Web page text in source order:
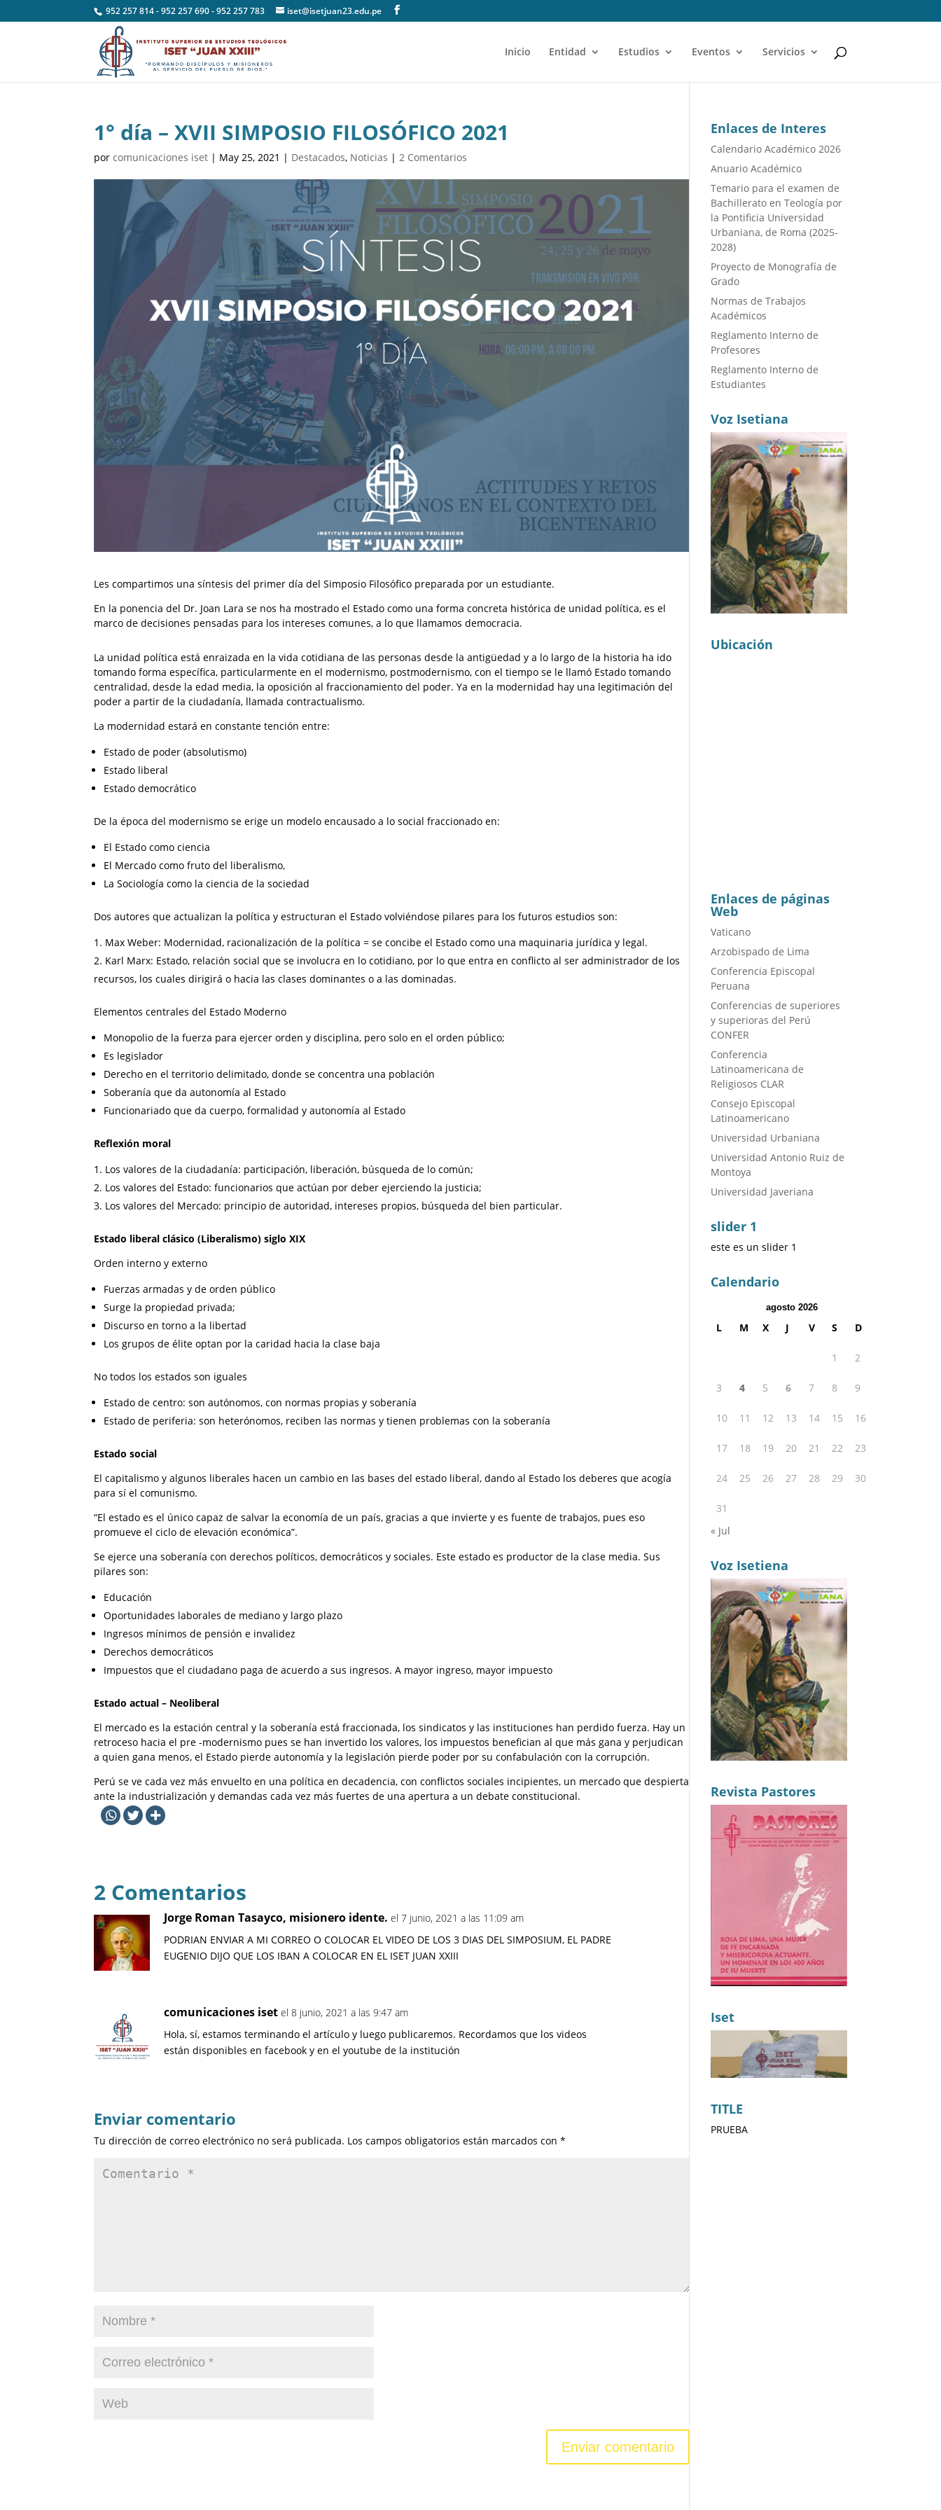
952 257 814 - 952 257 690 - 952 257 783 iset@isetjuan23.edu.pe
Inicio Entidad Estudios Eventos Servicios
1° día – XVII SIMPOSIO FILOSÓFICO 2021
porcomunicaciones iset | May 25, 2021 | Destacados, Noticias |2 Comentarios
Les compartimos una síntesis del primer día del Simposio Filosófico preparada por un estudiante.
En la ponencia del Dr. Joan Lara se nos ha mostrado el Estado como una forma concreta histórica de unidad política, es el
marco de decisiones pensadas para los intereses comunes, a lo que llamamos democracia.
La unidad política está enraizada en la vida cotidiana de las personas desde la antigüedad y a lo largo de la historia ha ido
tomando forma específica, particularmente en el modernismo, postmodernismo, con el tiempo se le llamó Estado tomando
centralidad, desde la edad media, la oposición al fraccionamiento del poder. Ya en la modernidad hay una legitimación del
poder a partir de la ciudadanía, llamada contractualismo.
La modernidad estará en constante tención entre:
Estado de poder (absolutismo)
Estado liberal
Estado democrático
De la época del modernismo se erige un modelo encausado a lo social fraccionado en:
El Estado como ciencia
El Mercado como fruto del liberalismo,
La Sociología como la ciencia de la sociedad
Dos autores que actualizan la política y estructuran el Estado volviéndose pilares para los futuros estudios son:
Max Weber: Modernidad, racionalización de la política = se concibe el Estado como una maquinaria jurídica y legal.
Karl Marx: Estado, relación social que se involucra en lo cotidiano, por lo que entra en conflicto al ser administrador de los
recursos, los cuales dirigirá o hacia las clases dominantes o a las dominadas.
Elementos centrales del Estado Moderno
Monopolio de la fuerza para ejercer orden y disciplina, pero solo en el orden público;
Es legislador
Derecho en el territorio delimitado, donde se concentra una población
Soberanía que da autonomía al Estado
Funcionariado que da cuerpo, formalidad y autonomía al Estado
Reflexión moral
Los valores de la ciudadanía: participación, liberación, búsqueda de lo común;
Los valores del Estado: funcionarios que actúan por deber ejerciendo la justicia;
Los valores del Mercado: principio de autoridad, intereses propios, búsqueda del bien particular.
Estado liberal clásico (Liberalismo) siglo XIX
Orden interno y externo
Fuerzas armadas y de orden público
Surge la propiedad privada;
Discurso en torno a la libertad
Los grupos de élite optan por la caridad hacia la clase baja
No todos los estados son iguales
Estado de centro: son autónomos, con normas propias y soberanía
Estado de periferia: son heterónomos, reciben las normas y tienen problemas con la soberanía
Estado social
El capitalismo y algunos liberales hacen un cambio en las bases del estado liberal, dando al Estado los deberes que acogía
para sí el comunismo.
“El estado es el único capaz de salvar la economía de un país, gracias a que invierte y es fuente de trabajos, pues eso
promueve el ciclo de elevación económica”.
Se ejerce una soberanía con derechos políticos, democráticos y sociales. Este estado es productor de la clase media. Sus
pilares son:
Educación
Oportunidades laborales de mediano y largo plazo
Ingresos mínimos de pensión e invalidez
Derechos democráticos
Impuestos que el ciudadano paga de acuerdo a sus ingresos. A mayor ingreso, mayor impuesto
Estado actual – Neoliberal
El mercado es la estación central y la soberanía está fraccionada, los sindicatos y las instituciones han perdido fuerza. Hay un
retroceso hacia el pre -modernismo pues se han invertido los valores, los impuestos benefician al que más gana y perjudican
a quien gana menos, el Estado pierde autonomía y la legislación pierde poder por su confabulación con la corrupción.
Perú se ve cada vez más envuelto en una política en decadencia, con conflictos sociales incipientes, un mercado que despierta
ante la industrialización y demandas cada vez más fuertes de una apertura a un debate constitucional.
2 Comentarios
Jorge Roman Tasayco, misionero idente. el 7 junio, 2021 a las 11:09 am
PODRIAN ENVIAR A MI CORREO O COLOCAR EL VIDEO DE LOS 3 DIAS DEL SIMPOSIUM, EL PADRE
EUGENIO DIJO QUE LOS IBAN A COLOCAR EN EL ISET JUAN XXIII
comunicaciones iset el 8 junio, 2021 a las 9:47 am
Hola, sí, estamos terminando el artículo y luego publicaremos. Recordamos que los videos
están disponibles en facebook y en el youtube de la institución
Enviar comentario
Tu dirección de correo electrónico no será publicada. Los campos obligatorios están marcados con*
Enlaces de Interes
Calendario Académico 2026
Anuario Académico
Temario para el examen de
Bachillerato en Teología por
la Pontificia Universidad
Urbaniana, de Roma (2025-
2028)
Proyecto de Monografía de
Grado
Normas de Trabajos
Académicos
Reglamento Interno de
Profesores
Reglamento Interno de
Estudiantes
Voz Isetiana
Ubicación
Enlaces de páginas
Web
Vaticano
Arzobispado de Lima
Conferencia Episcopal
Peruana
Conferencias de superiores
y superioras del Perú
CONFER
Conferencia
Latinoamericana de
Religiosos CLAR
Consejo Episcopal
Latinoamericano
Universidad Urbaniana
Universidad Antonio Ruiz de
Montoya
Universidad Javeriana
slider 1
este es un slider 1
Calendario
agosto 2026
L M X J V S D
1 2
3 4 5 6 7 8 9
10 11 12 13 14 15 16
17 18 19 20 21 22 23
24 25 26 27 28 29 30
31
« Jul
Voz Isetiena
Revista Pastores
Iset
TITLE
PRUEBA